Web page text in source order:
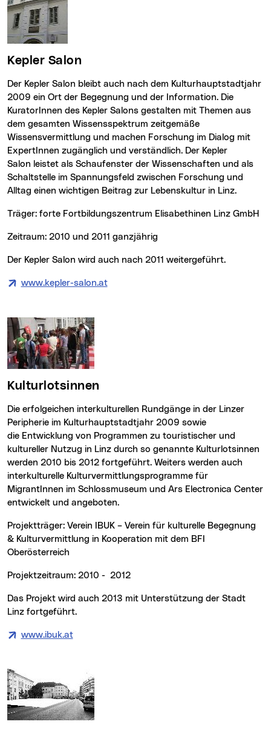
Kepler Salon
Der Kepler Salon bleibt auch nach dem Kulturhauptstadtjahr
2009 ein Ort der Begegnung und der Information. Die
KuratorInnen des Kepler Salons gestalten mit Themen aus
dem gesamten Wissensspektrum zeitgemäße
Wissensvermittlung und machen Forschung im Dialog mit
ExpertInnen zugänglich und verständlich. Der Kepler
Salon leistet als Schaufenster der Wissenschaften und als
Schaltstelle im Spannungsfeld zwischen Forschung und
Alltag einen wichtigen Beitrag zur Lebenskultur in Linz.
Träger: forte Fortbildungszentrum Elisabethinen Linz GmbH
Zeitraum: 2010 und 2011 ganzjährig
Der Kepler Salon wird auch nach 2011 weitergeführt.
www.kepler-salon.at(neues Fenster)
Kulturlotsinnen
Die erfolgeichen interkulturellen Rundgänge in der Linzer
Peripherie im Kulturhauptstadtjahr 2009 sowie
die Entwicklung von Programmen zu touristischer und
kultureller Nutzug in Linz durch so genannte Kulturlotsinnen
werden 2010 bis 2012 fortgeführt. Weiters werden auch
interkulturelle Kulturvermittlungsprogramme für
MigrantInnen im Schlossmuseum und Ars Electronica Center
entwickelt und angeboten.
Projektträger: Verein IBUK – Verein für kulturelle Begegnung
& Kulturvermittlung in Kooperation mit dem BFI
Oberösterreich
Projektzeitraum: 2010 - 2012
Das Projekt wird auch 2013 mit Unterstützung der Stadt
Linz fortgeführt.
www.ibuk.at(neues Fenster)